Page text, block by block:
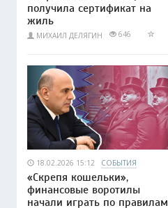
получила сертификат на
жиль
МИХАИЛ ДЕЛЯГИН 646
18.02.2026 15:12 СОБЫТИЯ
«Скрепя кошельки»,
финансовые воротилы
начали играть по правилам